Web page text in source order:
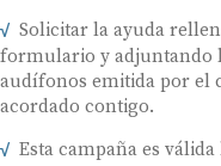
Solicitar la ayuda
formulario y adjuntando
audífonos emitida por el
acordado contigo.
Esta campaña es válida